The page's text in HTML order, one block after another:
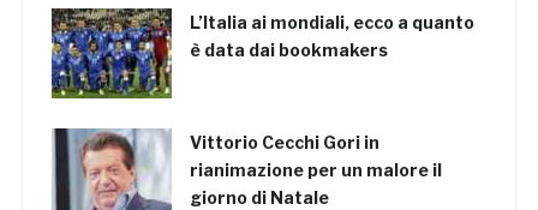
L’Italia ai mondiali, ecco a quanto
è data dai bookmakers
Vittorio Cecchi Gori in
rianimazione per un malore il
giorno di Natale